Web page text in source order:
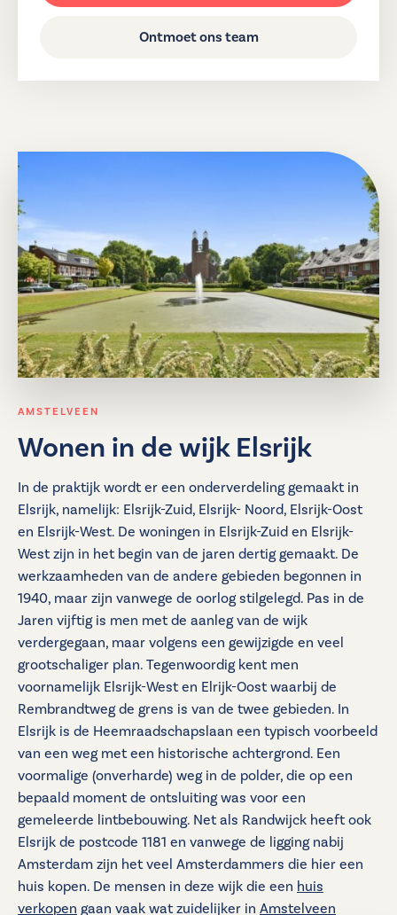
Ontmoet ons team
AMSTELVEEN
Wonen in de wijk Elsrijk
In de praktijk wordt er een onderverdeling gemaakt in
Elsrijk, namelijk: Elsrijk-Zuid, Elsrijk- Noord, Elsrijk-Oost
en Elsrijk-West. De woningen in Elsrijk-Zuid en Elsrijk-
West zijn in het begin van de jaren dertig gemaakt. De
werkzaamheden van de andere gebieden begonnen in
1940, maar zijn vanwege de oorlog stilgelegd. Pas in de
Jaren vijftig is men met de aanleg van de wijk
verdergegaan, maar volgens een gewijzigde en veel
grootschaliger plan. Tegenwoordig kent men
voornamelijk Elsrijk-West en Elrijk-Oost waarbij de
Rembrandtweg de grens is van de twee gebieden. In
Elsrijk is de Heemraadschapslaan een typisch voorbeeld
van een weg met een historische achtergrond. Een
voormalige (onverharde) weg in de polder, die op een
bepaald moment de ontsluiting was voor een
gemeleerde lintbebouwing. Net als Randwijck heeft ook
Elsrijk de postcode 1181 en vanwege de ligging nabij
Amsterdam zijn het veel Amsterdammers die hier een
huis kopen. De mensen in deze wijk die een huis
verkopen gaan vaak wat zuidelijker in Amstelveen